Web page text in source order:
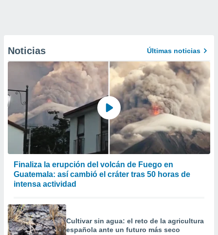
Noticias Últimas noticias
Finaliza la erupción del volcán de Fuego en
Guatemala: así cambió el cráter tras 50 horas de
intensa actividad
Cultivar sin agua: el reto de la agricultura
española ante un futuro más seco